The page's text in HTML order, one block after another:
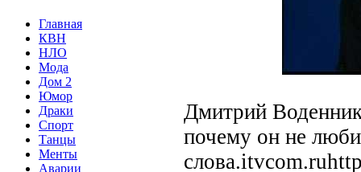
Главная
КВН
НЛО
Мода
Дом 2
Юмор
Драки
Спорт
Танцы
Менты
Аварии
Дмитрий
почему он не